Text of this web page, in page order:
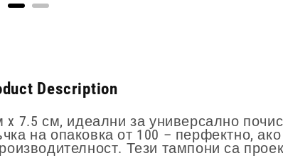
Description
7.5 см, идеални за универсално
на опаковка от 100 – перфектно,
Тези тампони са